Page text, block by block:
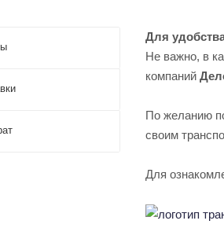
Для
Не важно, в
компаний
По желанию
своим
Для